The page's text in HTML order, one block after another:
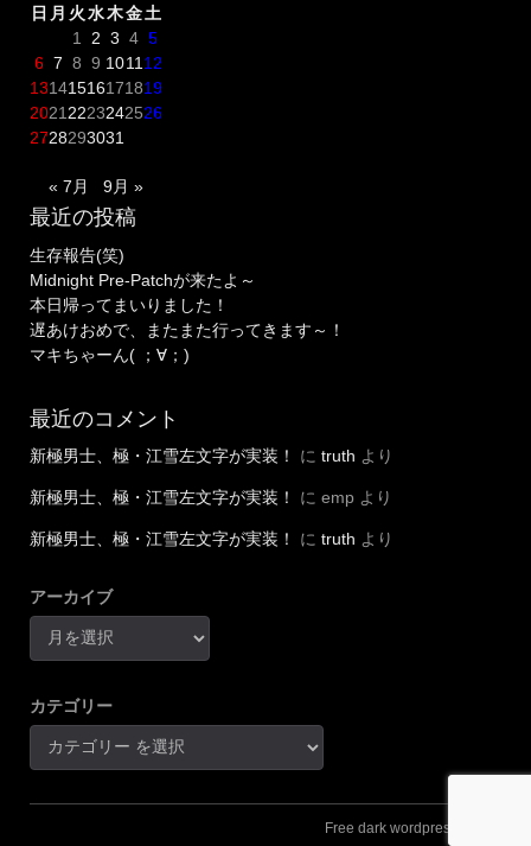
日 月 火水木金土
1
2 3 4 5
6 7 8 9 1011 12
13141516171819
2021 2223242526
2728293031
« 7月 9月 »
最近の投稿
生存報告(笑)
Midnight Pre-Patchが来たよ～
本日帰ってまいりました！
遅あけおめで、またまた行ってきます～！
マキちゃーん( ；∀；)
最近のコメント
新極男士、極・江雪左文字が実装！ に truth より
新極男士、極・江雪左文字が実装！ に emp より
新極男士、極・江雪左文字が実装！ に truth より
アーカイブ
カテゴリー
Free dark wordpress theme